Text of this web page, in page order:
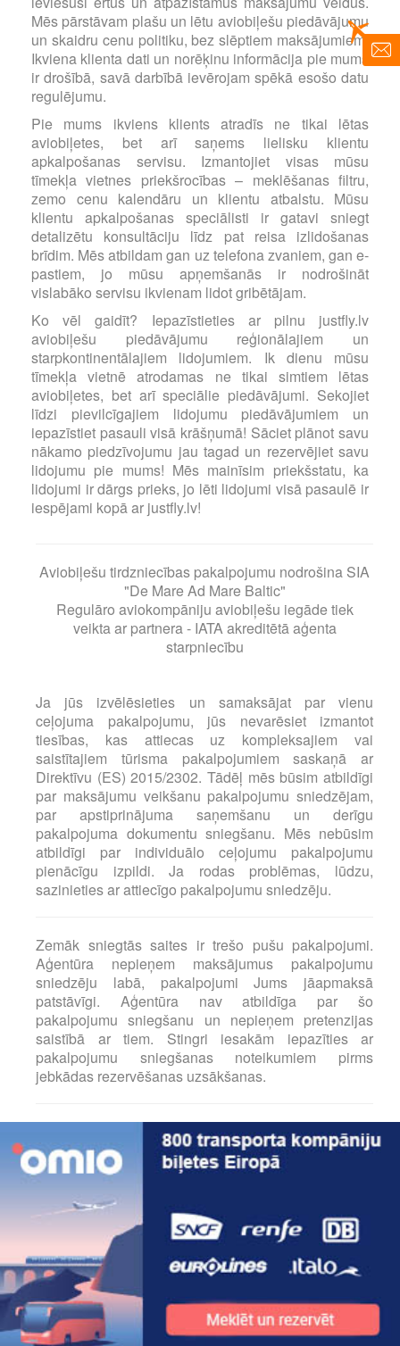
Mēs pārstāvam plašu un lētu aviobiļešu piedāvājumu
un skaidru cenu politiku, bez slēptiem maksājumiem.
Ikviena klienta dati un norēķinu informācija pie mums
ir drošībā, savā darbībā ievērojam spēkā esošo datu
regulējumu.
Pie mums ikviens klients atradīs ne tikai lētas
aviobiļetes, bet arī saņems lielisku klientu
apkalpošanas servisu. Izmantojiet visas mūsu
tīmekļa vietnes priekšrocības – meklēšanas filtru,
zemo cenu kalendāru un klientu atbalstu. Mūsu
klientu apkalpošanas speciālisti ir gatavi sniegt
detalizētu konsultāciju līdz pat reisa izlidošanas
brīdim. Mēs atbildam gan uz telefona zvaniem, gan e-
pastiem, jo mūsu apņemšanās ir nodrošināt
vislabāko servisu ikvienam lidot gribētājam.
Ko vēl gaidīt? Iepazīstieties ar pilnu justfly.lv
aviobiļešu piedāvājumu reģionālajiem un
starpkontinentālajiem lidojumiem. Ik dienu mūsu
tīmekļa vietnē atrodamas ne tikai simtiem lētas
aviobiļetes, bet arī speciālie piedāvājumi. Sekojiet
līdzi pievilcīgajiem lidojumu piedāvājumiem un
iepazīstiet pasauli visā krāšņumā! Sāciet plānot savu
nākamo piedzīvojumu jau tagad un rezervējiet savu
lidojumu pie mums! Mēs mainīsim priekšstatu, ka
lidojumi ir dārgs prieks, jo lēti lidojumi visā pasaulē ir
iespējami kopā ar justfly.lv!
Aviobiļešu tirdzniecības pakalpojumu nodrošina SIA
"De Mare Ad Mare Baltic"
Regulāro aviokompāniju aviobiļešu iegāde tiek
veikta ar partnera - IATA akreditētā aģenta
starpniecību
Ja jūs izvēlēsieties un samaksājat par vienu
ceļojuma pakalpojumu, jūs nevarēsiet izmantot
tiesības, kas attiecas uz kompleksajiem vai
saistītajiem tūrisma pakalpojumiem saskaņā ar
Direktīvu (ES) 2015/2302. Tādēļ mēs būsim atbildīgi
par maksājumu veikšanu pakalpojumu sniedzējam,
par apstiprinājuma saņemšanu un derīgu
pakalpojuma dokumentu sniegšanu. Mēs nebūsim
atbildīgi par individuālo ceļojumu pakalpojumu
pienācīgu izpildi. Ja rodas problēmas, lūdzu,
sazinieties ar attiecīgo pakalpojumu sniedzēju.
Zemāk sniegtās saites ir trešo pušu pakalpojumi.
Aģentūra nepieņem maksājumus pakalpojumu
sniedzēju labā, pakalpojumi Jums jāapmaksā
patstāvīgi. Aģentūra nav atbildīga par šo
pakalpojumu sniegšanu un nepieņem pretenzijas
saistībā ar tiem. Stingri iesakām iepazīties ar
pakalpojumu sniegšanas noteikumiem pirms
jebkādas rezervēšanas uzsākšanas.